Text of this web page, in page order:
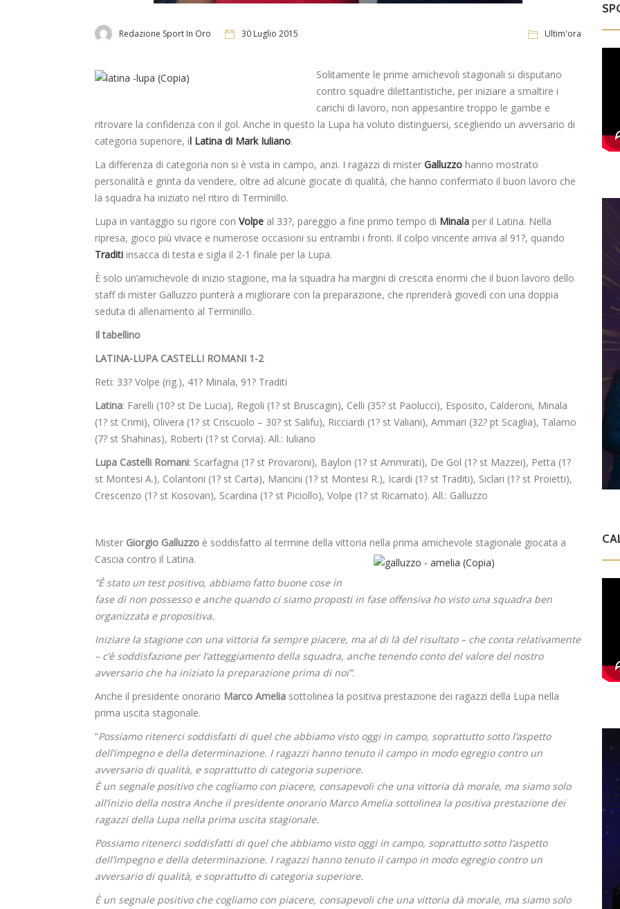
Redazione Sport In Oro 30 Luglio 2015 Ultim'ora
Solitamente le prime amichevoli stagionali si disputano
contro squadre dilettantistiche, per iniziare a smaltire i
carichi di lavoro, non appesantire troppo le gambe e
ritrovare la confidenza con il gol. Anche in questo la Lupa ha voluto distinguersi, scegliendo un avversario di
categoria superiore, il Latina di Mark Iuliano.
La differenza di categoria non si è vista in campo, anzi. I ragazzi di mister Galluzzo hanno mostrato
personalità e grinta da vendere, oltre ad alcune giocate di qualità, che hanno confermato il buon lavoro che
la squadra ha iniziato nel ritiro di Terminillo.
Lupa in vantaggio su rigore con Volpe al 33?, pareggio a fine primo tempo di Minala per il Latina. Nella
ripresa, gioco più vivace e numerose occasioni su entrambi i fronti. Il colpo vincente arriva al 91?, quando
Traditi insacca di testa e sigla il 2-1 finale per la Lupa.
È solo un’amichevole di inizio stagione, ma la squadra ha margini di crescita enormi che il buon lavoro dello
staff di mister Galluzzo punterà a migliorare con la preparazione, che riprenderà giovedì con una doppia
seduta di allenamento al Terminillo.
Il tabellino
LATINA-LUPA CASTELLI ROMANI 1-2
Reti: 33? Volpe (rig.), 41? Minala, 91? Traditi
Latina: Farelli (10? st De Lucia), Regoli (1? st Bruscagin), Celli (35? st Paolucci), Esposito, Calderoni, Minala
(1? st Crimi), Olivera (1? st Criscuolo – 30? st Salifu), Ricciardi (1? st Valiani), Ammari (32? pt Scaglia), Talamo
(7? st Shahinas), Roberti (1? st Corvia). All.: Iuliano
Lupa Castelli Romani: Scarfagna (1? st Provaroni), Baylon (1? st Ammirati), De Gol (1? st Mazzei), Petta (1?
st Montesi A.), Colantoni (1? st Carta), Mancini (1? st Montesi R.), Icardi (1? st Traditi), Siclari (1? st Proietti),
Crescenzo (1? st Kosovan), Scardina (1? st Piciollo), Volpe (1? st Ricamato). All.: Galluzzo
Mister Giorgio Galluzzo è soddisfatto al termine della vittoria nella prima amichevole stagionale giocata a
Cascia contro il Latina.
“È stato un test positivo, abbiamo fatto buone cose in
fase di non possesso e anche quando ci siamo proposti in fase offensiva ho visto una squadra ben
organizzata e propositiva.
Iniziare la stagione con una vittoria fa sempre piacere, ma al di là del risultato – che conta relativamente
– c’è soddisfazione per l’atteggiamento della squadra, anche tenendo conto del valore del nostro
avversario che ha iniziato la preparazione prima di noi”.
Anche il presidente onorario Marco Amelia sottolinea la positiva prestazione dei ragazzi della Lupa nella
prima uscita stagionale.
“Possiamo ritenerci soddisfatti di quel che abbiamo visto oggi in campo, soprattutto sotto l’aspetto
dell’impegno e della determinazione. I ragazzi hanno tenuto il campo in modo egregio contro un
avversario di qualità, e soprattutto di categoria superiore.
È un segnale positivo che cogliamo con piacere, consapevoli che una vittoria dà morale, ma siamo solo
all’inizio della nostra Anche il presidente onorario Marco Amelia sottolinea la positiva prestazione dei
ragazzi della Lupa nella prima uscita stagionale.
Possiamo ritenerci soddisfatti di quel che abbiamo visto oggi in campo, soprattutto sotto l’aspetto
dell’impegno e della determinazione. I ragazzi hanno tenuto il campo in modo egregio contro un
avversario di qualità, e soprattutto di categoria superiore.
È un segnale positivo che cogliamo con piacere, consapevoli che una vittoria dà morale, ma siamo solo